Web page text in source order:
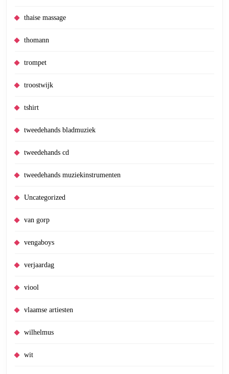
thaise massage
thomann
trompet
troostwijk
tshirt
tweedehands bladmuziek
tweedehands cd
tweedehands muziekinstrumenten
Uncategorized
van gorp
vengaboys
verjaardag
viool
vlaamse artiesten
wilhelmus
wit